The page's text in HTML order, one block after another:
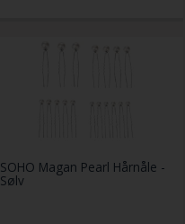
SOHO Magan Pearl Hårnåle -
Sølv